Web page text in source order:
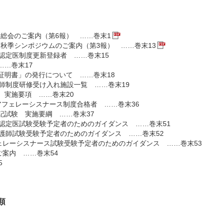
総会のご案内（第6報） ……巻末1
季シンポジウムのご案内（第3報） ……巻末13
定医制度更新登録者 ……巻末15
巻末17
明書」の発行について ……巻末18
制度研修受け入れ施設一覧 ……巻末19
実施要項 ……巻末20
フェレーシスナース制度合格者 ……巻末36
記試験 実施要綱 ……巻末37
定医試験受験予定者のためのガイダンス ……巻末51
試験受験予定者のためのガイダンス ……巻末52
ーシスナース試験受験予定者のためのガイダンス ……巻末53
案内 ……巻末54